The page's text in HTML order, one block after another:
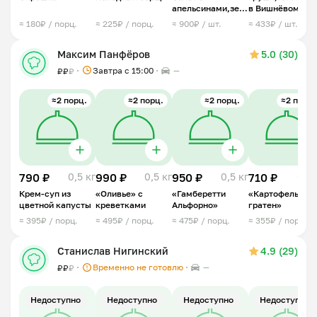
≈ 180₽ / порц. ≈ 225₽ / порц.
апельсинами,зеленью,мидиями
и пармезаном
≈ 900₽ / шт.
в Вишнёвом
ликере с козьим
≈ 433₽ / шт.
Максим Панфёров 5.0 (30)
₽₽₽ Завтра c 15:00 —
≈2 порц.
790 ₽ 0,5 кг
Крем-суп из
цветной капусты
≈ 395₽ / порц.
≈2 порц.
990 ₽ 0,5 кг
«Оливье» с
креветками
≈ 495₽ / порц.
≈2 порц.
950 ₽ 0,5 кг
«Гамберетти
Альфорно»
≈ 475₽ / порц.
≈2 порц.
710 ₽
«Картофельный
гратен»
≈ 355₽ / порц.
Станислав Нигинский 4.9 (29)
₽₽₽ Временно не готовлю —
Недоступно Недоступно Недоступно Недоступно